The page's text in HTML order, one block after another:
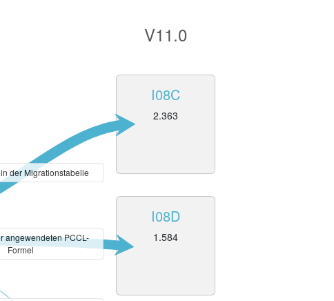
V11.0
I08C
2.363
I08D
1.584
der Migrationstabelle
angewendeten PCCL-
Formel